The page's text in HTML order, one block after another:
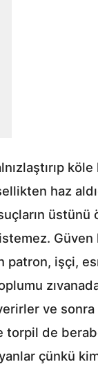
haz
patron, işçi,
ve
torpil de
çünkü